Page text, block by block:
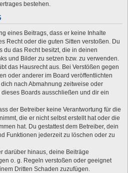
bestehen.
eines Beitrags, dass er keine Inhalte
Recht oder die guten Sitten verstoßen. Du
du das Recht besitzt, die in deinen
und Bilder zu setzen bzw. zu verwenden.
das Hausrecht aus. Bei Verstößen gegen
oder anderer im Board veröffentlichten
nach Abmahnung zeitweise oder
Boards ausschließen und dir ein
der Betreiber keine Verantwortung für die
die er nicht selbst erstellt hat oder die
hat. Du gestattest dem Betreiber, dein
Funktionen jederzeit zu löschen oder zu
darüber hinaus, deine Beiträge
o. g. Regeln verstoßen oder geeignet
Dritten Schaden zuzufügen.